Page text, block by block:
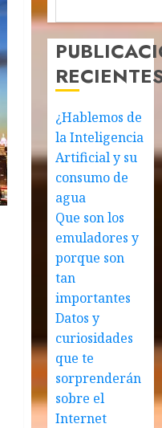
¿Hablemos de
la Inteligencia
Artificial y su
consumo de
agua
Que son los
emuladores y
porque son
tan
importantes
Datos y
curiosidades
que te
sorprenderán
sobre el
Internet